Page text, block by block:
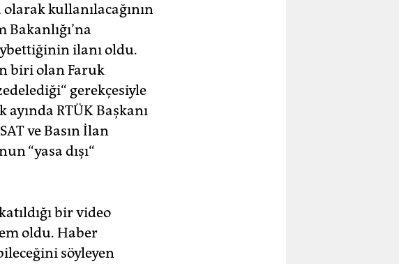
kullanılacağının
ilanı oldu.
biri olan Faruk
gerekçesiyle
ayında RTÜK Başkanı
ve Basın İlan
“yasa dışı“
bir video
oldu. Haber
söyleyen